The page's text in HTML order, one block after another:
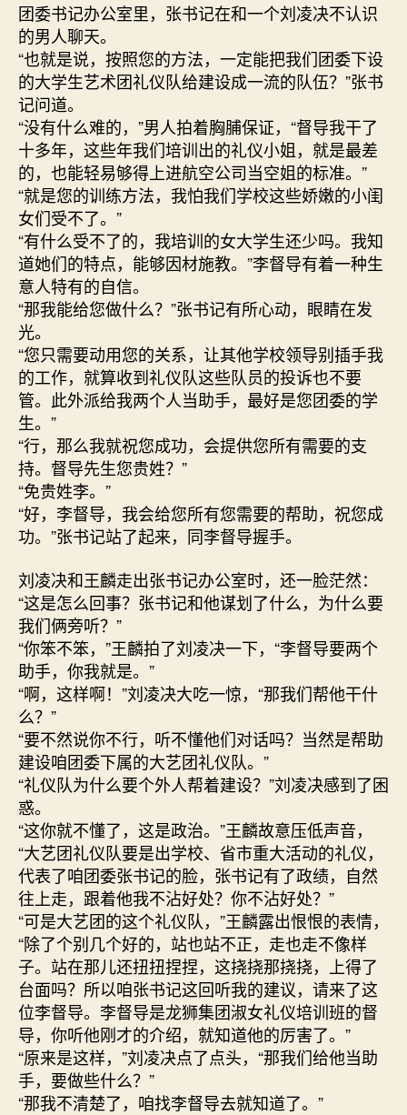
团委书记办公室里，张书记在和一个刘凌决不认识
的男人聊天。
“也就是说，按照您的方法，一定能把我们团委下设
的大学生艺术团礼仪队给建设成一流的队伍？”张书
记问道。
“没有什么难的，”男人拍着胸脯保证，“督导我干了
十多年，这些年我们培训出的礼仪小姐，就是最差
的，也能轻易够得上进航空公司当空姐的标准。”
“就是您的训练方法，我怕我们学校这些娇嫩的小闺
女们受不了。”
“有什么受不了的，我培训的女大学生还少吗。我知
道她们的特点，能够因材施教。”李督导有着一种生
意人特有的自信。
“那我能给您做什么？”张书记有所心动，眼睛在发
光。
“您只需要动用您的关系，让其他学校领导别插手我
的工作，就算收到礼仪队这些队员的投诉也不要
管。此外派给我两个人当助手，最好是您团委的学
生。”
“行，那么我就祝您成功，会提供您所有需要的支
持。督导先生您贵姓？”
“免贵姓李。”
“好，李督导，我会给您所有您需要的帮助，祝您成
功。”张书记站了起来，同李督导握手。
刘凌决和王麟走出张书记办公室时，还一脸茫然：
“这是怎么回事？张书记和他谋划了什么，为什么要
我们俩旁听？”
“你笨不笨，”王麟拍了刘凌决一下，“李督导要两个
助手，你我就是。”
“啊，这样啊！”刘凌决大吃一惊，“那我们帮他干什
么？”
“要不然说你不行，听不懂他们对话吗？当然是帮助
建设咱团委下属的大艺团礼仪队。”
“礼仪队为什么要个外人帮着建设？”刘凌决感到了困
惑。
“这你就不懂了，这是政治。”王麟故意压低声音，
“大艺团礼仪队要是出学校、省市重大活动的礼仪，
代表了咱团委张书记的脸，张书记有了政绩，自然
往上走，跟着他我不沾好处？你不沾好处？”
“可是大艺团的这个礼仪队，”王麟露出恨恨的表情，
“除了个别几个好的，站也站不正，走也走不像样
子。站在那儿还扭扭捏捏，这挠挠那挠挠，上得了
台面吗？所以咱张书记这回听我的建议，请来了这
位李督导。李督导是龙狮集团淑女礼仪培训班的督
导，你听他刚才的介绍，就知道他的厉害了。”
“原来是这样，”刘凌决点了点头，“那我们给他当助
手，要做些什么？”
“那我不清楚了，咱找李督导去就知道了。”